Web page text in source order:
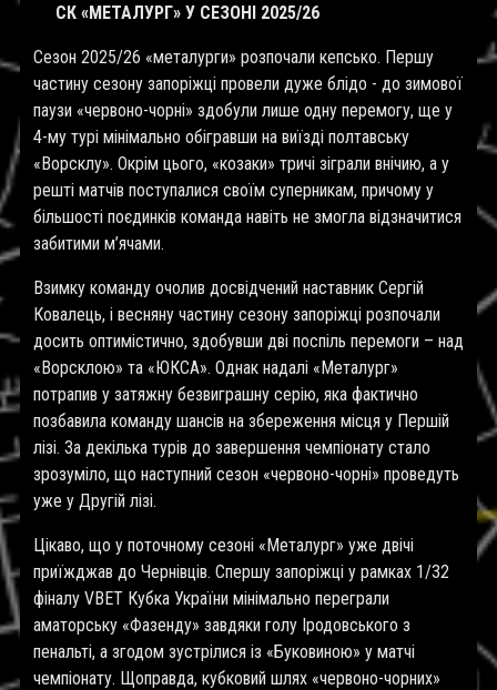
СК «МЕТАЛУРГ» У СЕЗОНІ 2025/26
Сезон 2025/26 «металурги» розпочали кепсько. Першу
частину сезону запоріжці провели дуже блідо - до зимової
паузи «червоно-чорні» здобули лише одну перемогу, ще у
4-му турі мінімально обігравши на виїзді полтавську
«Ворсклу». Окрім цього, «козаки» тричі зіграли внічию, а у
решті матчів поступалися своїм суперникам, причому у
більшості поєдинків команда навіть не змогла відзначитися
забитими м’ячами.
Взимку команду очолив досвідчений наставник Сергій
Ковалець, і весняну частину сезону запоріжці розпочали
досить оптимістично, здобувши дві поспіль перемоги – над
«Ворсклою» та «ЮКСА». Однак надалі «Металург»
потрапив у затяжну безвиграшну серію, яка фактично
позбавила команду шансів на збереження місця у Першій
лізі. За декілька турів до завершення чемпіонату стало
зрозуміло, що наступний сезон «червоно-чорні» проведуть
уже у Другій лізі.
Цікаво, що у поточному сезоні «Металург» уже двічі
приїжджав до Чернівців. Спершу запоріжці у рамках 1/32
фіналу VBET Кубка України мінімально переграли
аматорську «Фазенду» завдяки голу Іродовського з
пенальті, а згодом зустрілися із «Буковиною» у матчі
чемпіонату. Щоправда, кубковий шлях «червоно-чорних»